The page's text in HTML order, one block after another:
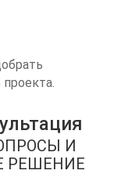
И
РЕШЕНИЕ